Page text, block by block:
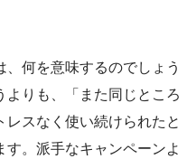
、何を意味するのでしょう
りも、「また同じところ
スなく使い続けられたと
。派手なキャンペーンよ